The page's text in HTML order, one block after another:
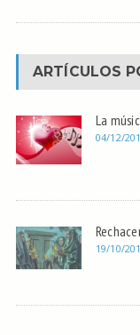
ARTÍCULOS
La
04/12/
19/10/